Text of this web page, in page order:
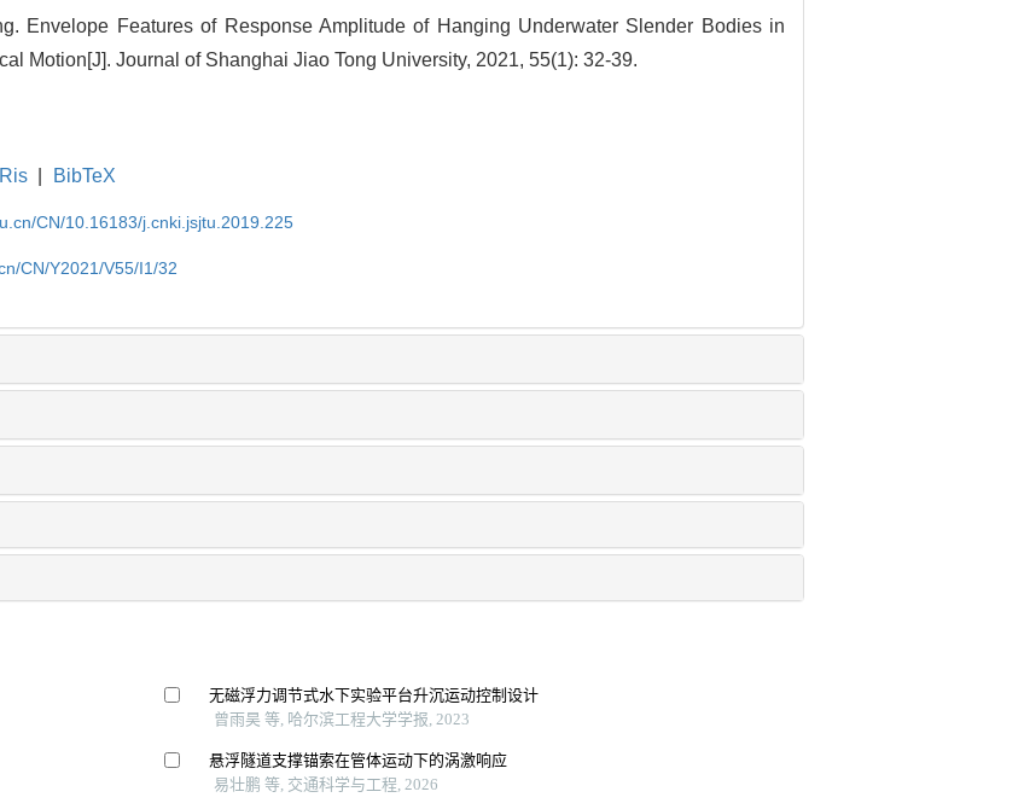
Envelope Features of Response Amplitude of Hanging Underwater Slender Bodies in
Motion[J]. Journal of Shanghai Jiao Tong University, 2021, 55(1): 32-39.
Ris BibTeX
CN/10.16183/j.cnki.jsjtu.2019.225
CN/Y2021/V55/I1/32